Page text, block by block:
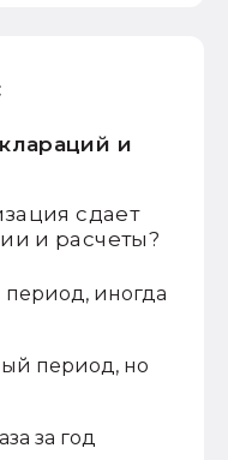
и
сдает
и расчеты?
иногда
период, но
за год